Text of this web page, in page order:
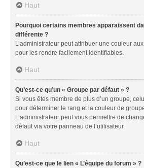
Haut
Pourquoi certains membres apparaissent
différente ?
L’administrateur peut attribuer une couleur
pour les rendre facilement identifiables.
Haut
Qu’est-ce qu’un « Groupe par défaut » ?
Si vous êtes membre de plus d’un groupe,
pour déterminer le rang et la couleur de
L’administrateur peut vous permettre de
défaut via votre panneau de l’utilisateur.
Haut
Qu’est-ce que le lien « L’équipe du forum » ?